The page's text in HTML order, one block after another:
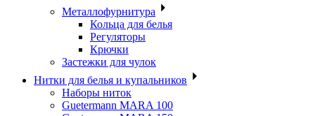
Металлофурнитура
Кольца для белья
Регуляторы
Крючки
Застежки для чулок
Нитки для белья и купальников
Наборы ниток
Guetermann MARA 100